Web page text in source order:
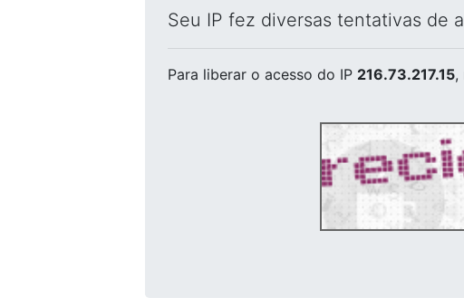
Seu IP fez diversas tentativas de
Para liberar o acesso do IP 216.73.217.15,